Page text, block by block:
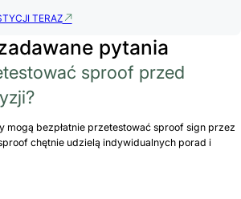
TERAZ
pytania
sproof przed
mogą bezpłatnie przetestować sproof sign przez
chętnie udzielą indywidualnych porad i